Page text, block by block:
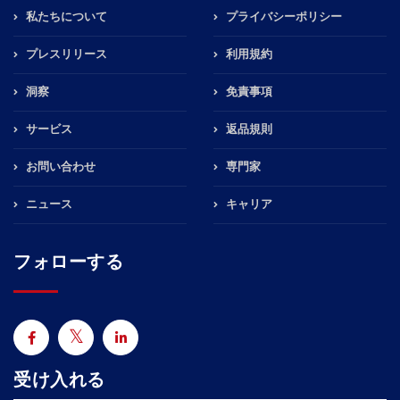
私たちについて
プレスリリース
洞察
サービス
お問い合わせ
ニュース
プライバシーポリシー
利用規約
免責事項
返品規則
専門家
キャリア
フォローする
受け入れる